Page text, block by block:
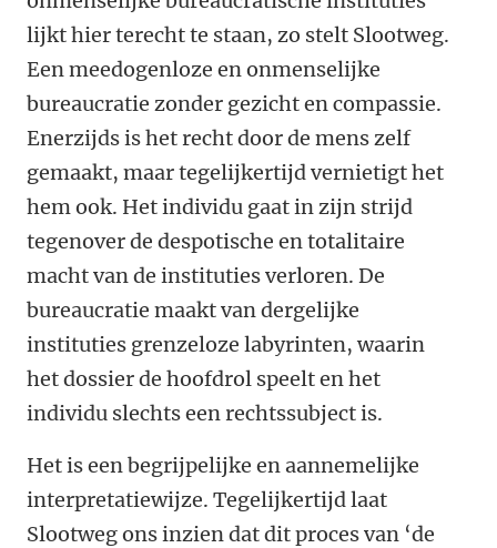
lijkt hier terecht te staan, zo stelt Slootweg.
Een meedogenloze en onmenselijke
bureaucratie zonder gezicht en compassie.
Enerzijds is het recht door de mens zelf
gemaakt, maar tegelijkertijd vernietigt het
hem ook. Het individu gaat in zijn strijd
tegenover de despotische en totalitaire
macht van de instituties verloren. De
bureaucratie maakt van dergelijke
instituties grenzeloze labyrinten, waarin
het dossier de hoofdrol speelt en het
individu slechts een rechtssubject is.
Het is een begrijpelijke en aannemelijke
interpretatiewijze. Tegelijkertijd laat
Slootweg ons inzien dat dit proces van ‘de